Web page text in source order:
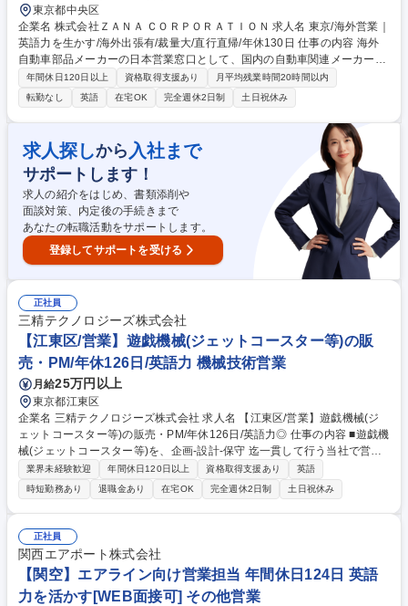
東京都中央区
企業名 株式会社ＺＡＮＡ ＣＯＲＰＯＲＡＴＩＯＮ 求人名 東京/海外営業｜
英語力を生かす/海外出張有/裁量大/直行直帰/年休130日 仕事の内容 海外
自動車部品メーカーの日本営業窓口として、国内の自動車関連メーカーに
対する技術提案、プロジェクトマネジメント、海外本国との調整など、事
業拡大に向けた営業活動全般を担います。 【具体的には】担当サプライヤ
ーの技術や製品を理解し、国内顧客の課題に合わせて提案。見積作成、納
期調整、品質対応に加え、海外本国と英語を使用した会議や、新規参入に
向けた戦略立案も担います。 【働き方】基本的には在宅・客先での勤務と
なり、個人での裁量が非常に大きいです。週1回チームで、月1回全社で進
捗の確認を行い計画から遅滞がないか確認。裁量は大きいですが、個人任
せにはしない働き方です。 募集職種 東京/海外営業｜英語力を生かす/海外
出張有/裁量大/直行直帰/年休130日
年間休日120日以上 資格取得支援あり
月平均残業時間20時間以内
転勤なし
英語 在宅OK 完全週休2日制 土日祝休み
求人探しから 入社まで
サポートします！
求人の紹介をはじめ、書類添削や
面談対策、内定後の手続きまで
あなたの転職活動をサポートします。
登録してサポートを受ける
正社員
三精テクノロジーズ株式会社
【江東区/営業】遊戯機械(ジェットコースター等)の販
売・PM/年休126日/英語力 機械技術営業
月給25万円以上
東京都江東区
企業名 三精テクノロジーズ株式会社 求人名 【江東区/営業】遊戯機械(ジ
ェットコースター等)の販売・PM/年休126日/英語力◎ 仕事の内容 ■遊戯機
械(ジェットコースター等)を、企画-設計-保守 迄一貫して行う当社で営業
をお任せ！国内外のテーマパークからのご要望をヒアリングし、技術部門
と協同しながら自社製品の提案営業を行っていただきます。 【具体的に
は】国内外に数多くの納入先があり、担当頂く案件により仕事の進め方は
異なりますが、新規の受託・提案だけでなく、ジェットコースター等の設
備点検なども定期的に行うため、メンテナスの段取り調整も行って頂きま
す。お客様と長期的な関係を築いて頂く仕事です。出張頻度等は、担当案
件及びスケジュールにより異なりますが、海外であれば年に数回、国内で
あれば月に数回程度あります。(長期出張は基本無) 募集職種 【江東区/営
業】遊戯機械(ジェットコースター等)の販売・PM/年休126日/英語力◎
業界未経験歓迎 年間休日120日以上 資格取得支援あり
英語
時短勤務あり
退職金あり 在宅OK 完全週休2日制 土日祝休み
正社員
関西エアポート株式会社
【関空】エアライン向け営業担当 年間休日124日 英語
力を活かす[WEB面接可] その他営業